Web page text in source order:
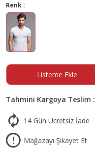
Renk :
Listeme Ekle
Tahmini Kargoya Teslim :
14 Gün Ücretsiz İade
Mağazayı Şikayet Et